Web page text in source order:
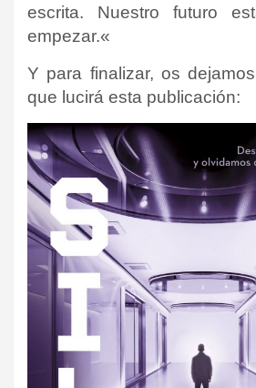
escrita. Nuestro futuro
empezar.«
Y para finalizar, os
que lucirá esta publicación: